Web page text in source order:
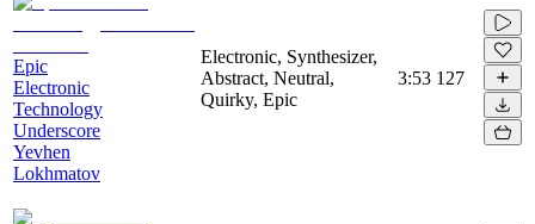
Epic
Electronic
Technology
Underscore
Yevhen
Lokhmatov
Electronic, Synthesizer,
Abstract, Neutral,
Quirky, Epic
3:53 127